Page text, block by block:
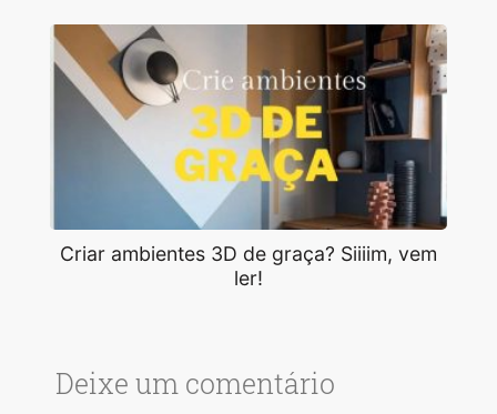
Criar ambientes 3D de graça? Siiiim, vem
ler!
Deixe um comentário